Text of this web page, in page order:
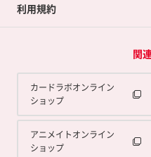
利用規約
関
カードラボオンライン
ショップ
アニメイトオンライン
ショップ